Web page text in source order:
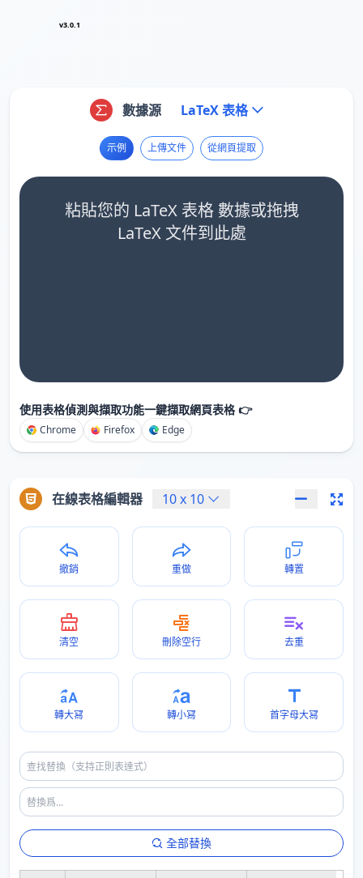
v3.0.1
數據源 LaTeX 表格
示例 上傳文件 從網頁提取
粘貼您的 LaTeX 表格 數據或拖拽
LaTeX 文件到此處
使用表格偵測與擷取功能一鍵擷取網頁表格 👉
Chrome Firefox Edge
在線表格編輯器 10x 10
撤銷 重做 轉置
清空 刪除空行 去重
轉大冩 轉小冩 首字母大冩
全部替換